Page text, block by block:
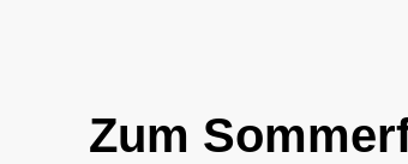
Zum